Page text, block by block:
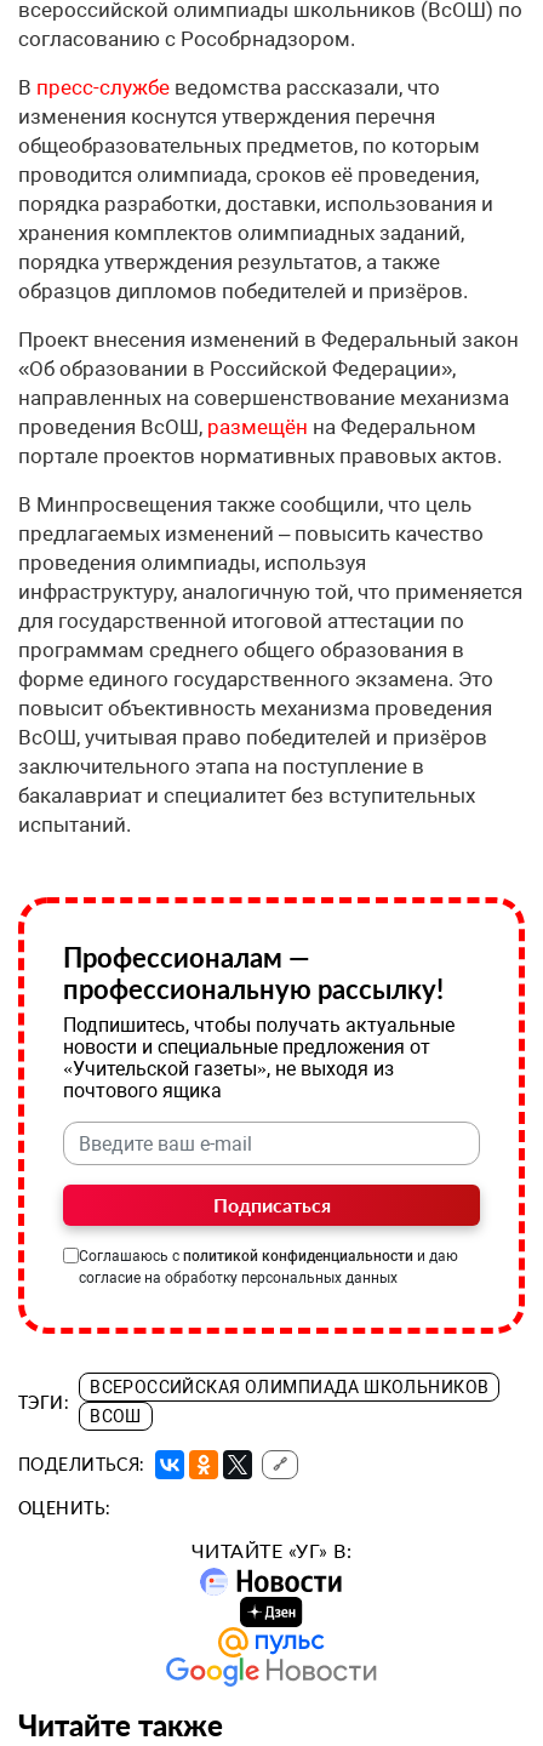
всероссийской олимпиады школьников (ВсОШ) по
согласованию с Рособрнадзором.
В пресс-службе ведомства рассказали, что
изменения коснутся утверждения перечня
общеобразовательных предметов, по которым
проводится олимпиада, сроков её проведения,
порядка разработки, доставки, использования и
хранения комплектов олимпиадных заданий,
порядка утверждения результатов, а также
образцов дипломов победителей и призёров.
Проект внесения изменений в Федеральный закон
«Об образовании в Российской Федерации»,
направленных на совершенствование механизма
проведения ВсОШ, размещён на Федеральном
портале проектов нормативных правовых актов.
В Минпросвещения также сообщили, что цель
предлагаемых изменений – повысить качество
проведения олимпиады, используя
инфраструктуру, аналогичную той, что применяется
для государственной итоговой аттестации по
программам среднего общего образования в
форме единого государственного экзамена. Это
повысит объективность механизма проведения
ВсОШ, учитывая право победителей и призёров
заключительного этапа на поступление в
бакалавриат и специалитет без вступительных
испытаний.
Профессионалам —
профессиональную рассылку!
Подпишитесь, чтобы получать актуальные
новости и специальные предложения от
«Учительской газеты», не выходя из
почтового ящика
Подписаться
Соглашаюсь с политикой конфиденциальности и даю
согласие на обработку персональных данных
ТЭГИ:
ВСЕРОССИЙСКАЯ ОЛИМПИАДА ШКОЛЬНИКОВ
ВСОШ
ПОДЕЛИТЬСЯ: 🔗
ОЦЕНИТЬ:
ЧИТАЙТЕ «УГ» В:
Читайте также